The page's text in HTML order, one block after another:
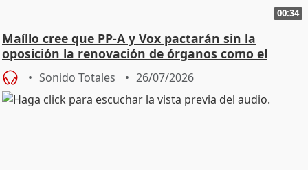
00:34
Maíllo cree que PP-A y Vox pactarán sin la
oposición la renovación de órganos como el
Defensor
Sonido Totales 26/07/2026